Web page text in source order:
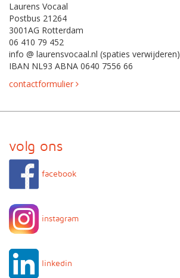
Laurens Vocaal
Postbus 21264
3001AG Rotterdam
06 410 79 452
info @ laurensvocaal.nl (spaties verwijderen)
IBAN NL93 ABNA 0640 7556 66
contactformulier
volg ons
facebook
instagram
linkedin